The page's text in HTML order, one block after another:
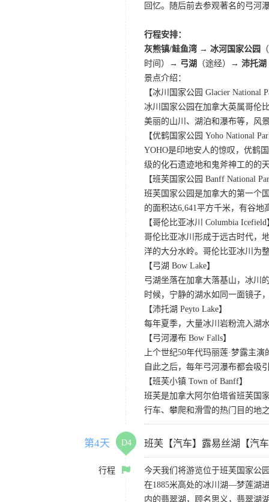
回忆。随后前去参观著名的弓河
行程安排：
灰熊镇/鲑鱼湾 → 冰河国家公园
时间）
→ 弓湖 （途经）→ 沛托湖
景点介绍：
【冰川国家公园 Glacier National
冰川国家公园在加拿大英属哥伦
美丽的山川、湖泊和瀑布等，风
【优鹤国家公园 Yoho National
YOHO是印地安人的惊叹，优鹤
级的化石遗迹地和鬼斧神工的的
【班芙国家公园 Banff National
班芙国家公园是加拿大的第一个
的面积达6,641平方千米，有谷
【哥伦比亚冰川 Columbia Icefield
哥伦比亚冰川形成于远古时代，
洋的大分水岭。哥伦比亚冰川为
【弓湖 Bow Lake】
弓湖坐落在加拿大落基山，冰川
时候，宁静的湖水如同一面镜子
【沛托湖 Peyto Lake】
每年夏季，大量冰川岩粉流入湖
【弓河瀑布 Bow Falls】
上个世纪50年代玛丽莲·梦露主
自此之后，每年弓河瀑布都会吸
【班芙小镇 Town of Banff】
班芙是加拿大阿尔伯塔省班芙国
行车、攀爬和滑雪的热门目的地
第4天 D4 班芙【汽车】露易丝湖【汽
行程
今天我们将游览位于班芙国家公
在1885米高处的冰川湖—梦莲湖
内的翡翠湖，顾名思义，翡翠湖